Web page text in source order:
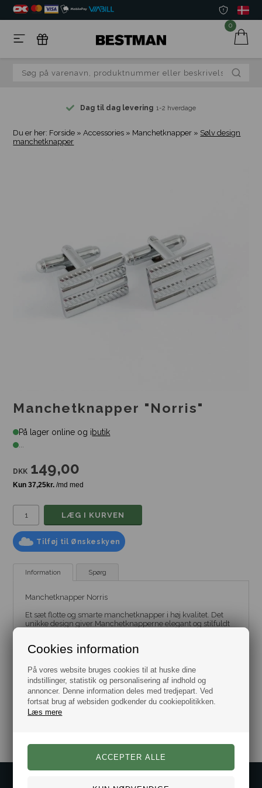
Cookies information
På vores website bruges cookies til at huske dine
indstillinger, statistik og personalisering af indhold og
annoncer. Denne information deles med tredjepart. Ved
fortsat brug af websiden godkender du cookiepolitikken.
Læs mere
0
Dag til dag levering 1-2 hverdage
Du er her: Forside »Accessories » Manchetknapper » Sølv design
manchetknapper
Manchetknapper "Norris"
På lager online og ibutik
...
DKK 149,00
Tilføj til Ønskeskyen
Information Spørg
Manchetknapper Norris
Et sæt flotte og smarte manchetknapper i høj kvalitet. Det
unikke design giver Manchetknapperne elegant og stilfuldt
Disse manchetknapper passer perfekt til et mørkt jakkesæt
Manchetknapperne leveres i flot gaveæske.
Varenr.:
Kontakt os på